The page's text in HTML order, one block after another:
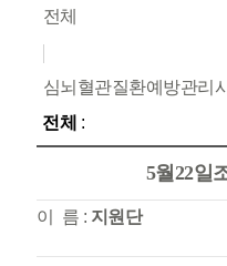
전체
심뇌혈관질환예방관리
전체 :
5월22일
이 름 : 지원단